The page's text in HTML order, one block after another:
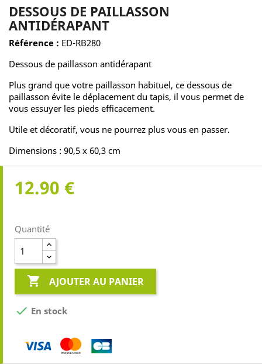
DESSOUS DE PAILLASSON
ANTIDÉRAPANT
Référence : ED-RB280
Dessous de paillasson antidérapant
Plus grand que votre paillasson habituel, ce dessous de
paillasson évite le déplacement du tapis, il vous permet de
vous essuyer les pieds efficacement.
Utile et décoratif, vous ne pourrez plus vous en passer.
Dimensions : 90,5 x 60,3 cm
12.90 €
Quantité
 AJOUTER AU PANIER
 En stock